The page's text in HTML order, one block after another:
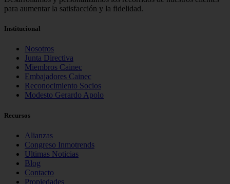
para aumentar la satisfacción y la fidelidad.
Institucional
Nosotros
Junta Directiva
Miembros Cainec
Embajadores Cainec
Reconocimiento Socios
Modesto Gerardo Apolo
Recursos
Alianzas
Congreso Inmotrends
Ultimas Noticias
Blog
Contacto
Propiedades